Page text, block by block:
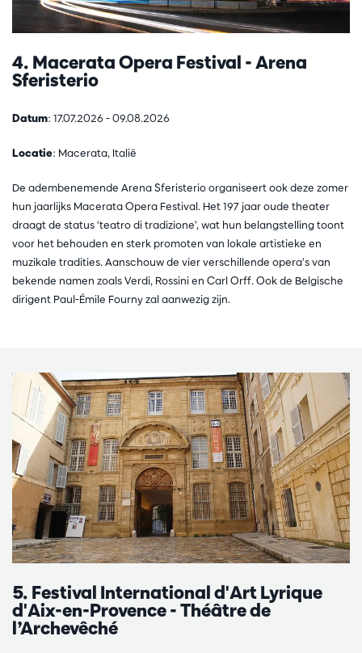
4. Macerata Opera Festival - Arena
Sferisterio
Datum: 17.07.2026 - 09.08.2026
Locatie: Macerata, Italië
De adembenemende Arena Sferisterio organiseert ook deze zomer
hun jaarlijks Macerata Opera Festival. Het 197 jaar oude theater
draagt de status ‘teatro di tradizione’, wat hun belangstelling toont
voor het behouden en sterk promoten van lokale artistieke en
muzikale tradities. Aanschouw de vier verschillende opera’s van
bekende namen zoals Verdi, Rossini en Carl Orff. Ook de Belgische
dirigent Paul-Émile Fourny zal aanwezig zijn.
5. Festival International d'Art Lyrique
d'Aix-en-Provence - Théâtre de
l’Archevêché